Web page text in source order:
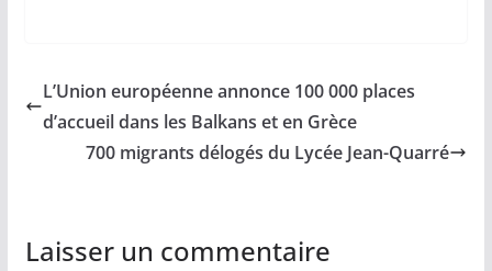
L’Union européenne annonce 100 000 places
d’accueil dans les Balkans et en Grèce
700 migrants délogés du Lycée Jean-Quarré
Laisser un commentaire